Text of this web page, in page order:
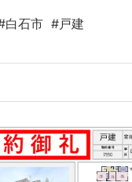
白石市 #戸建